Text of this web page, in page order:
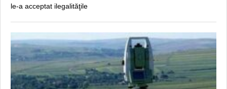
le-a acceptat ilegalităţile